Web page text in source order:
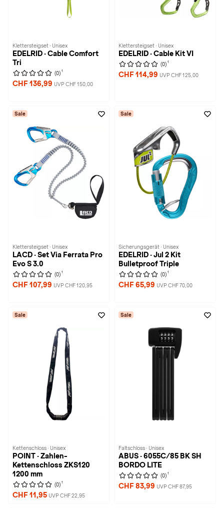
Klettersteigset · Unisex
EDELRID · Cable Comfort
Tri
(0) 1
CHF 136,99 UVP CHF 150,00
Klettersteigset · Unisex
EDELRID · Cable Kit VI
(0) 1
CHF 114,99 UVP CHF 125,00
Sale
Klettersteigset · Unisex
LACD · Set Via Ferrata Pro
Evo S 3.0
(0) 1
CHF 107,99 UVP CHF 120,95
Sale
Sicherungsgerät · Unisex
EDELRID · Jul 2 Kit
Bulletproof Triple
(0) 1
CHF 65,99 UVP CHF 70,00
Sale
Kettenschloss · Unisex
POINT · Zahlen-
Kettenschloss ZKS120
1200 mm
(0) 1
CHF 11,95 UVP CHF 22,95
Sale
Faltschloss · Unisex
ABUS · 6055C/85 BK SH
BORDO LITE
(0) 1
CHF 83,99 UVP CHF 87,95